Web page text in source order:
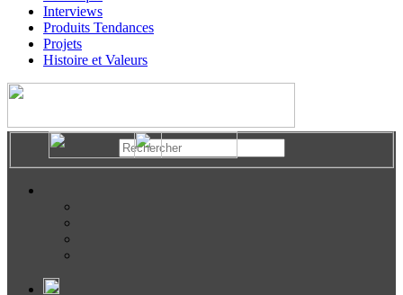
Interviews
Produits Tendances
Projets
Histoire et Valeurs